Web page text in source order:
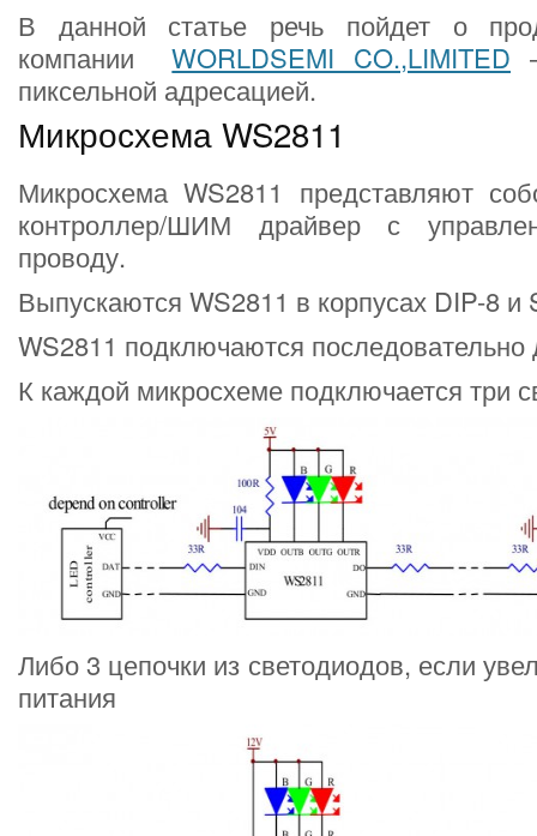
В данной статье речь пойдет о
компанииWORLDSEMI CO.,LIMITED
пиксельной адресацией.
Микросхема WS2811
Микросхема WS2811 представляют
контроллер/ШИМ драйвер с
проводу.
Выпускаются WS2811 в корпусах DIP-8 и
WS2811 подключаются последовательно
К каждой микросхеме подключается три
Либо 3 цепочки из светодиодов, если
питания